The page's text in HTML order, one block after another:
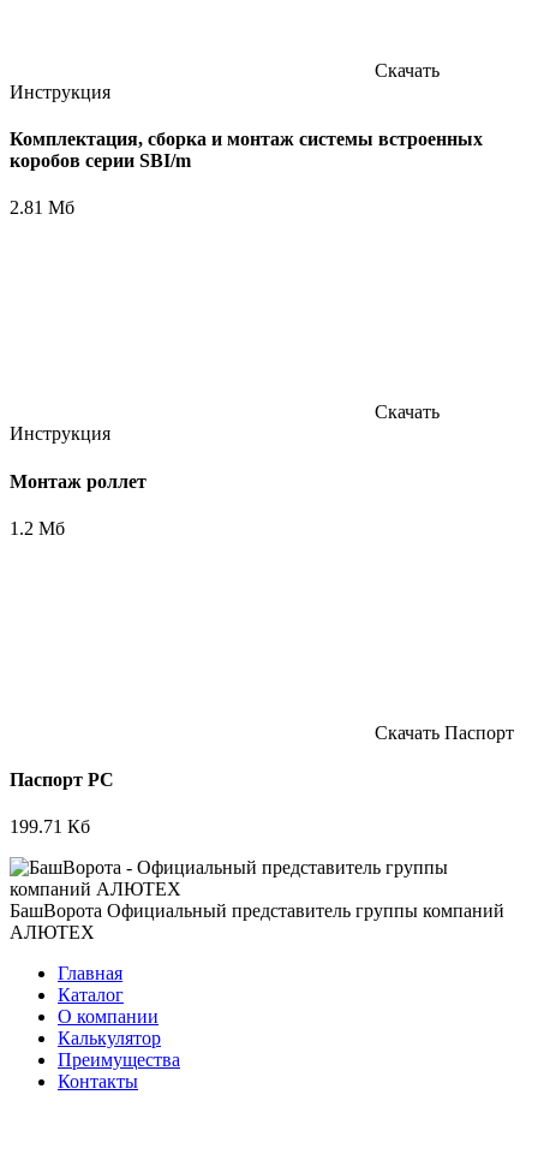
Скачать
Инструкция
Комплектация, сборка и монтаж системы встроенных
коробов серии SBI/m
2.81 Мб
Скачать
Инструкция
Монтаж роллет
1.2 Мб
Скачать Паспорт
Паспорт РС
199.71 Кб
БашВорота Официальный представитель группы компаний
АЛЮТЕХ
Главная
Каталог
О компании
Калькулятор
Преимущества
Контакты